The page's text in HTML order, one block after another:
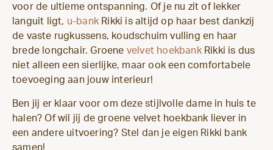
voor de ultieme ontspanning. Of je nu zit of lekker
languit ligt, u-bank Rikki is altijd op haar best dankzij
de vaste rugkussens, koudschuim vulling en haar
brede longchair. Groene velvet hoekbankRikki is dus
niet alleen een sierlijke, maar ook een comfortabele
toevoeging aan jouw interieur!
Ben jij er klaar voor om deze stijlvolle dame in huis te
halen? Of wil jij de groene velvet hoekbank liever in
een andere uitvoering? Stel dan je eigen Rikki bank
samen!